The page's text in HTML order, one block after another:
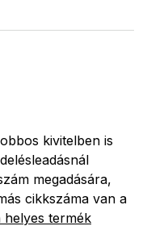
obbos kivitelben is
megadására,
cikkszáma van a
helyes termék